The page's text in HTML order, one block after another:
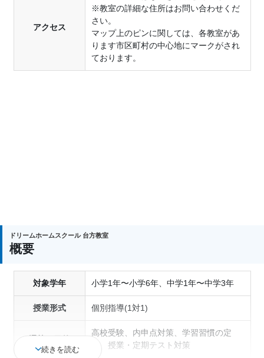
アクセス
※教室の詳細な住所はお問い合わせくだ
さい。
マップ上のピンに関しては、各教室があ
ります市区町村の中心地にマークがされ
ております。
ドリームホームスクール 台方教室
概要
対象学年 小学1年〜小学6年、中学1年〜中学3年
授業形式 個別指導(1対1)
通塾の目的
高校受験、内申点対策、学習習慣の定
着、授業・定期テスト対策
続きを読む